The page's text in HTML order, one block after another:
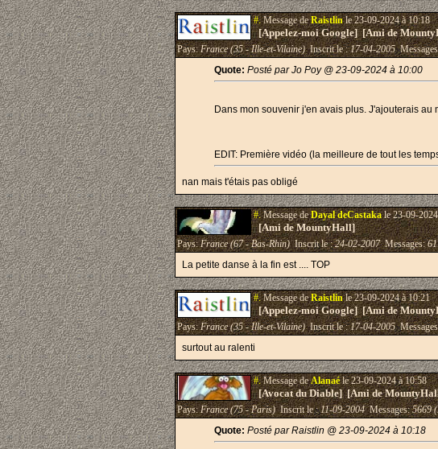
#.Message deRaistlinle 23-09-2024 à 10:18
[Appelez-moi Google] [Ami de
Pays:France (35 - Ille-et-Vilaine)Inscrit le :17-04-2005
Quote: Posté par Jo Poy @ 23-09-2024 à 10:00
Dans mon souvenir j'en avais plus. J'ajouterais
EDIT: Première vidéo (la meilleure de tout les
nan mais t'étais pas obligé
#.Message deDayal deCastakale 23-09-
[Ami de MountyHall]
Pays:France (67 - Bas-Rhin)Inscrit le :24-02-2007Messages:
La petite danse à la fin est .... TOP
#.Message deRaistlinle 23-09-2024 à 10:21
[Appelez-moi Google] [Ami de
Pays:France (35 - Ille-et-Vilaine)Inscrit le :17-04-2005
surtout au ralenti
#.Message deAlanaéle 23-09-2024 à 10:58
[Avocat du Diable] [Ami de
Pays:France (75 - Paris)Inscrit le :11-09-2004Messages:5669
Quote: Posté par Raistlin @ 23-09-2024 à 10:18